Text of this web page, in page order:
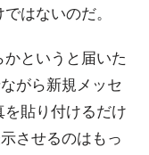
はないのだ。
というと届いた
がら新規メッセ
貼り付けるだけ
させるのはもっ